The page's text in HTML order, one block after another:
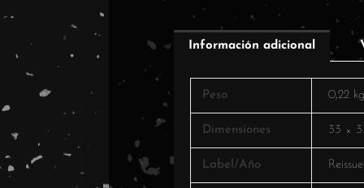
Información adicional
Peso 0,22 kg
Dimensiones 33 ×
Label/Año